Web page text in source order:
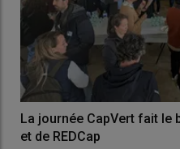
La journée CapVert fait le
et de REDCap